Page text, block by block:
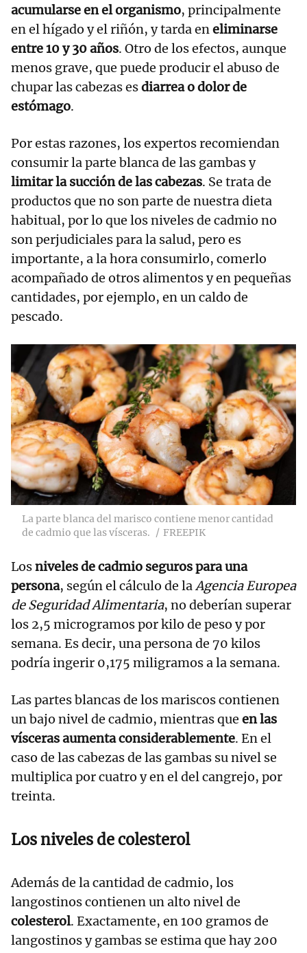
acumularse en el organismo, principalmente
en el hígado y el riñón, y tarda eneliminarse
entre 10 y 30 años. Otro de los efectos, aunque
menos grave, que puede producir el abuso de
chupar las cabezas esdiarrea o dolor de
estómago.
Por estas razones, los expertos recomiendan
consumir la parte blanca de las gambas y
limitar la succión de las cabezas. Se trata de
productos que no son parte de nuestra dieta
habitual, por lo que los niveles de cadmio no
son perjudiciales para la salud, pero es
importante, a la hora consumirlo, comerlo
acompañado de otros alimentos y en pequeñas
cantidades, por ejemplo, en un caldo de
pescado.
La parte blanca del marisco contiene menor cantidad
de cadmio que las vísceras.
FREEPIK
Losniveles de cadmio seguros para una
persona, según el cálculo de laAgencia Europea
de Seguridad Alimentaria, no deberían superar
los 2,5 microgramos por kilo de peso y por
semana. Es decir, una persona de 70 kilos
podría ingerir 0,175 miligramos a la semana.
Las partes blancas de los mariscos contienen
un bajo nivel de cadmio, mientras que en las
vísceras aumenta considerablemente. En el
caso de las cabezas de las gambas su nivel se
multiplica por cuatro y en el del cangrejo, por
treinta.
Los niveles de colesterol
Además de la cantidad de cadmio, los
langostinos contienen un alto nivel de
colesterol. Exactamente, en 100 gramos de
langostinos y gambas se estima que hay 200